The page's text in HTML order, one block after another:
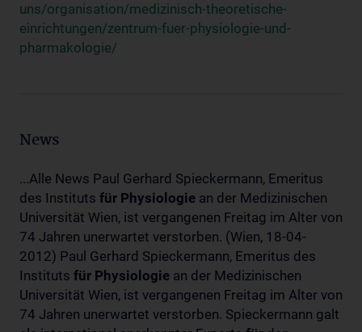
uns/organisation/medizinisch-theoretische-
einrichtungen/zentrum-fuer-physiologie-und-
pharmakologie/
News
...Alle News Paul Gerhard Spieckermann, Emeritus
des Instituts für Physiologie an der Medizinischen
Universität Wien, ist vergangenen Freitag im Alter von
74 Jahren unerwartet verstorben. (Wien, 18-04-
2012) Paul Gerhard Spieckermann, Emeritus des
Instituts für Physiologie an der Medizinischen
Universität Wien, ist vergangenen Freitag im Alter von
74 Jahren unerwartet verstorben. Spieckermann galt